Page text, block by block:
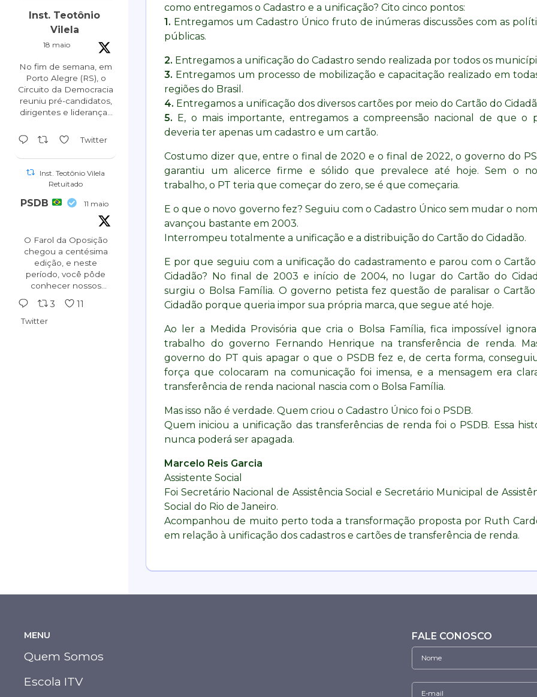
Ceará - 23/05
Mato Grosso -
Inst. Teotônio
Vilela
18 maio
No fim de semana, em
Porto Alegre (RS), o
Circuito da Democracia
reuniu pré-candidatos,
dirigentes e lideranças
formação política e
preparação para as
eleições de 2026. O
encontro abordou
comunicação, redes
legislação. Foi demais!
Twitter
Inst. Teotônio Vilela
Retuitado
PSDB 11 maio
O Farol da Oposição
chegou a centésima
edição, e neste
período, você pôde
conhecer nossos
princípios.
Leia mais em:
https://faroldaoposicao.com.br/derrotas-
3 11
Twitter
como entregamos o Cadastro e a unificação? Cito cinco pontos:
1. Entregamos um Cadastro Único fruto de inúmeras discussões com as
públicas.
2. Entregamos a unificação do Cadastro sendo realizada por todos os
3. Entregamos um processo de mobilização e capacitação realizado em
regiões do Brasil.
4. Entregamos a unificação dos diversos cartões por meio do Cartão do
5. E, o mais importante, entregamos a compreensão nacional de que o
deveria ter apenas um cadastro e um cartão.
Costumo dizer que, entre o final de 2020 e o final de 2022, o governo do
garantiu um alicerce firme e sólido que prevalece até hoje. Sem o
trabalho, o PT teria que começar do zero, se é que começaria.
E o que o novo governo fez? Seguiu com o Cadastro Único sem mudar o
avançou bastante em 2003.
Interrompeu totalmente a unificação e a distribuição do Cartão do Cidadão.
E por que seguiu com a unificação do cadastramento e parou com o
Cidadão? No final de 2003 e início de 2004, no lugar do Cartão do
surgiu o Bolsa Família. O governo petista fez questão de paralisar o
Cidadão porque queria impor sua própria marca, que segue até hoje.
Ao ler a Medida Provisória que cria o Bolsa Família, fica impossível
trabalho do governo Fernando Henrique na transferência de renda.
governo do PT quis apagar o que o PSDB fez e, de certa forma,
força que colocaram na comunicação foi imensa, e a mensagem era
transferência de renda nacional nascia com o Bolsa Família.
Mas isso não é verdade. Quem criou o Cadastro Único foi o PSDB.
Quem iniciou a unificação das transferências de renda foi o PSDB. Essa
nunca poderá ser apagada.
Marcelo Reis Garcia
Assistente Social
Foi Secretário Nacional de Assistência Social e Secretário Municipal de
Social do Rio de Janeiro.
Acompanhou de muito perto toda a transformação proposta por Ruth
em relação à unificação dos cadastros e cartões de transferência de renda.
MENU
Quem Somos
Escola ITV
FALE CONOSCO